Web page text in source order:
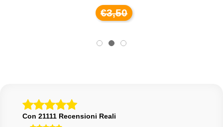
€3,50
Con 21111 Recensioni Reali